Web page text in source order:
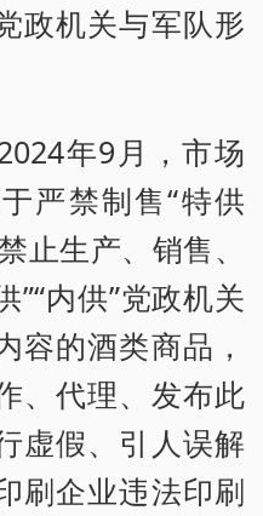
政机关与军队形
年9月，市场
严禁制售“特供
止生产、销售、
”“内供”党政机关
容的酒类商品，
、代理、发布此
虚假、引人误解
刷企业违法印刷